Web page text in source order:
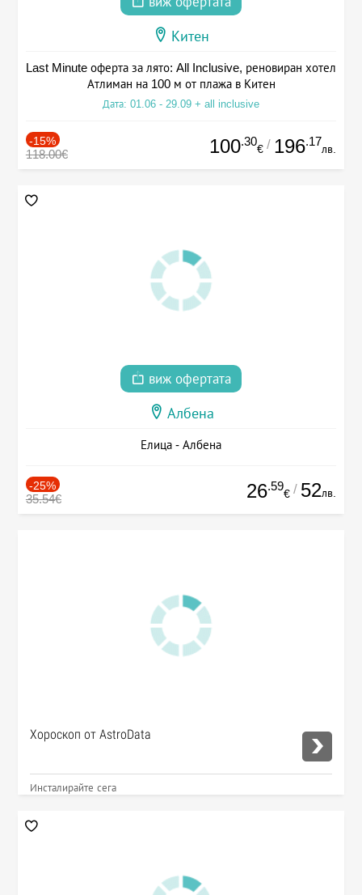
Китен
Last Minute оферта за лято: All Inclusive, реновиран хотел
Атлиман на 100 м от плажа в Китен
Дата: 01.06 - 29.09 + all inclusive
-15%
118.00€ 100.30
€ / 196.17
лв.
виж офертата
Албена
Елица - Албена
-25%
35.54€ 26.59
€ / 52лв.
Хороскоп от AstroData
Инсталирайте сега